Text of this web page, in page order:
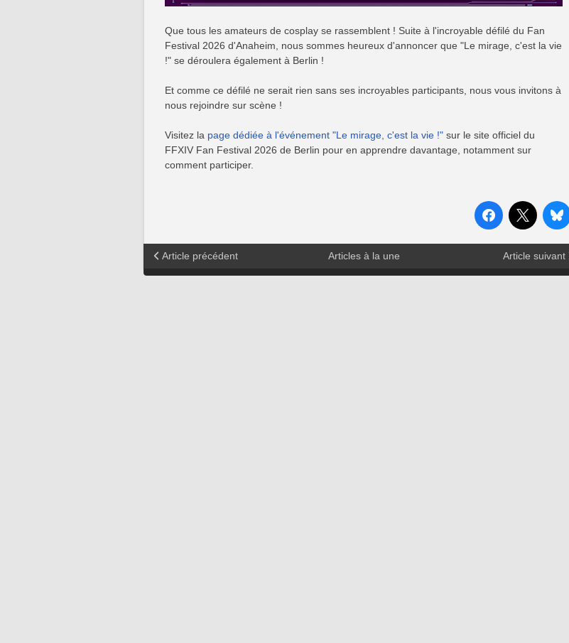
Que tous les amateurs de cosplay se rassemblent ! Suite à l'incroyable défilé du Fan
Festival 2026 d'Anaheim, nous sommes heureux d'annoncer que "Le mirage, c'est la vie
!" se déroulera également à Berlin !
Et comme ce défilé ne serait rien sans ses incroyables participants, nous vous invitons à
nous rejoindre sur scène !
Visitez la page dédiée à l'événement "Le mirage, c'est la vie !" sur le site officiel du
FFXIV Fan Festival 2026 de Berlin pour en apprendre davantage, notamment sur
comment participer.
Article précédent Articles à la une Article suivant